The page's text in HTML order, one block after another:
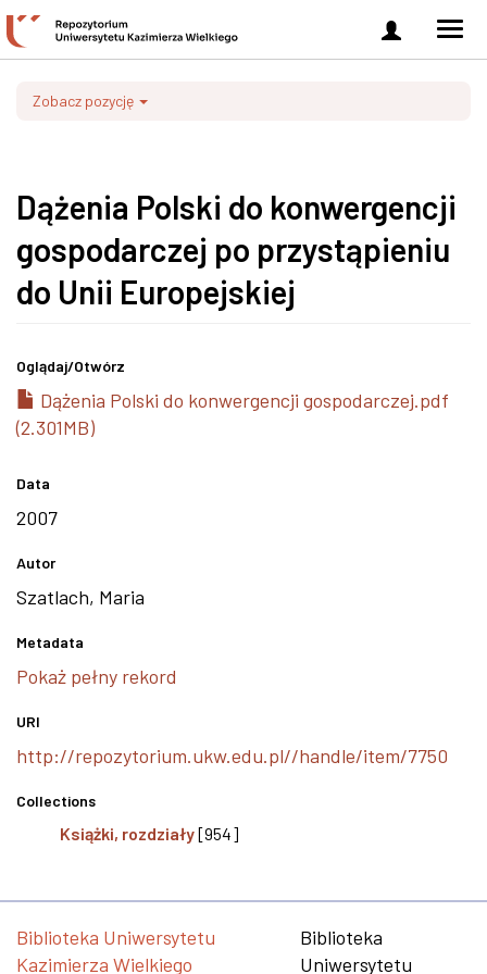
Zaloguj
się
Zobacz pozycję
Dążenia Polski do konwergencji
gospodarczej po przystąpieniu
do Unii Europejskiej
Oglądaj/Otwórz
Dążenia Polski do konwergencji gospodarczej.pdf
(2.301MB)
Data
2007
Autor
Szatlach, Maria
Metadata
Pokaż pełny rekord
URI
http://repozytorium.ukw.edu.pl//handle/item/7750
Collections
Książki, rozdziały[954]
Biblioteka Uniwersytetu
Kazimierza Wielkiego
Biblioteka
Uniwersytetu